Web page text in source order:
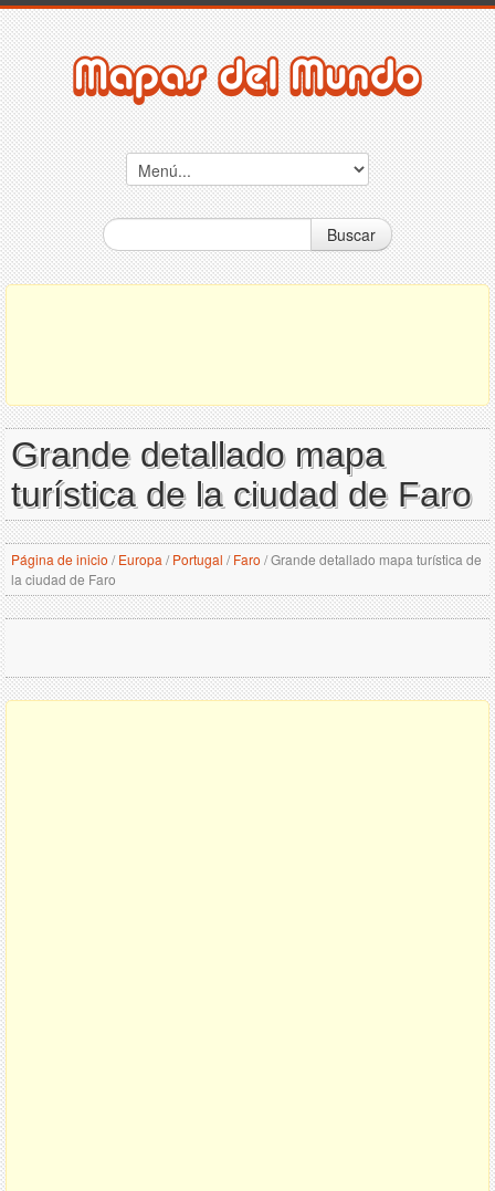
Buscar
Grande detallado mapa
turística de la ciudad de Faro
Página de inicio / Europa / Portugal / Faro /Grande detallado mapa turística de
la ciudad de Faro